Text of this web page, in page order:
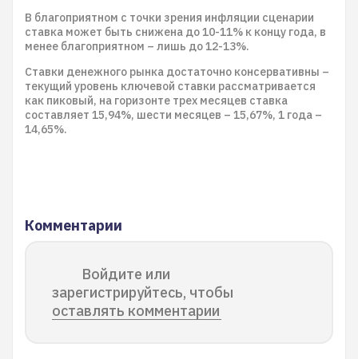
В благоприятном с точки зрения инфляции сценарии
ставка может быть снижена до 10-11% к концу года, в
менее благоприятном – лишь до 12-13%.
Ставки денежного рынка достаточно консервативны –
текущий уровень ключевой ставки рассматривается
как пиковый, на горизонте трех месяцев ставка
составляет 15,94%, шести месяцев – 15,67%, 1 года –
14,65%.
Комментарии
Войдите или
зарегистрируйтесь, чтобы
оставлять комментарии